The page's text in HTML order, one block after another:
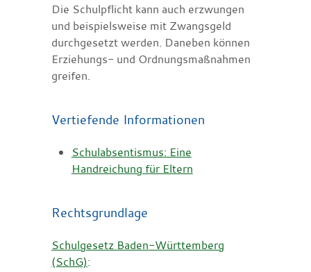
Die Schulpflicht kann auch erzwungen
und beispielsweise mit Zwangsgeld
durchgesetzt werden. Daneben können
Erziehungs- und Ordnungsmaßnahmen
greifen.
Vertiefende Informationen
Schulabsentismus: Eine
Handreichung für Eltern
Rechtsgrundlage
Schulgesetz Baden-Württemberg
(SchG):